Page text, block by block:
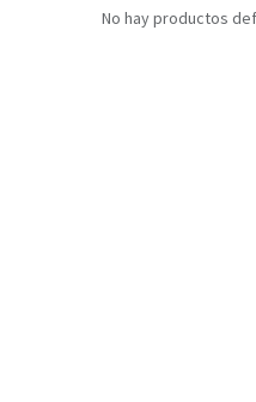
No hay productos